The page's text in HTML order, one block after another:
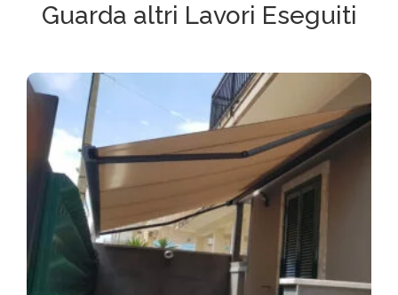
Guarda altri Lavori Eseguiti